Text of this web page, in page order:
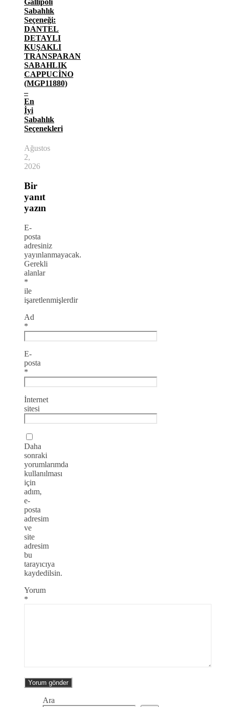
Gallipoli
Sabahlık
Seçeneği:
DANTEL
DETAYLI
KUŞAKLI
TRANSPARAN
SABAHLIK
CAPPUCİNO
(MGP11880)
–
En
İyi
Sabahlık
Seçenekleri
Ağustos
2,
2026
Bir
yanıt
yazın
E-
posta
adresiniz
yayınlanmayacak.
Gerekli
alanlar
*
ile
işaretlenmişlerdir
Ad
*
E-
posta
*
İnternet
sitesi
Daha
sonraki
yorumlarımda
kullanılması
için
adım,
e-
posta
adresim
ve
site
adresim
bu
tarayıcıya
kaydedilsin.
Yorum
*
Ara